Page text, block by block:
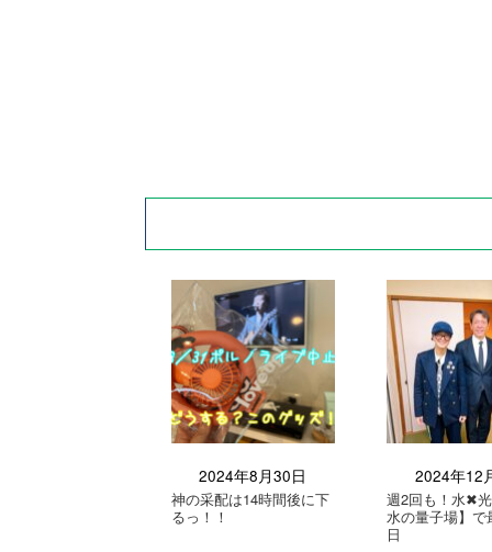
2024年8月30日
神の采配は14時間後に下
るっ！！
2024年12
週2回も！水✖︎
水の量子場】で
日